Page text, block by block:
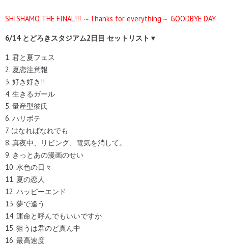
SHISHAMO THE FINAL!!! ～Thanks for everything～ GOODBYE DAY
6/14 とどろきスタジアム2日目 セットリスト▼
1. 君と夏フェス
2. 夏恋注意報
3. 好き好き!!
4. 生きるガール
5. 量産型彼氏
6. ハリボテ
7. はなればなれでも
8. 真夜中、リビング、電気を消して。
9. きっとあの漫画のせい
10. 水色の日々
11. 夏の恋人
12. ハッピーエンド
13. 夢で逢う
14. 運命と呼んでもいいですか
15. 狙うは君のど真ん中
16. 最高速度